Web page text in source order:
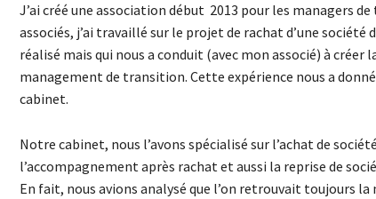
J’ai créé une association début 2013 pour les managers
associés, j’ai travaillé sur le projet de rachat d’une société
réalisé mais qui nous a conduit (avec mon associé) à créer
management de transition. Cette expérience nous a
cabinet.
Notre cabinet, nous l’avons spécialisé sur l’achat de
l’accompagnement après rachat et aussi la reprise de
En fait, nous avions analysé que l’on retrouvait toujours la